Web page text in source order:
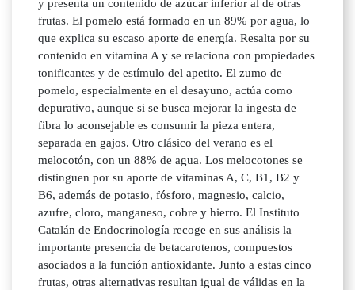
y presenta un contenido de azúcar inferior al de otras
frutas. El pomelo está formado en un 89% por agua, lo
que explica su escaso aporte de energía. Resalta por su
contenido en vitamina A y se relaciona con propiedades
tonificantes y de estímulo del apetito. El zumo de
pomelo, especialmente en el desayuno, actúa como
depurativo, aunque si se busca mejorar la ingesta de
fibra lo aconsejable es consumir la pieza entera,
separada en gajos. Otro clásico del verano es el
melocotón, con un 88% de agua. Los melocotones se
distinguen por su aporte de vitaminas A, C, B1, B2 y
B6, además de potasio, fósforo, magnesio, calcio,
azufre, cloro, manganeso, cobre y hierro. El Instituto
Catalán de Endocrinología recoge en sus análisis la
importante presencia de betacarotenos, compuestos
asociados a la función antioxidante. Junto a estas cinco
frutas, otras alternativas resultan igual de válidas en la